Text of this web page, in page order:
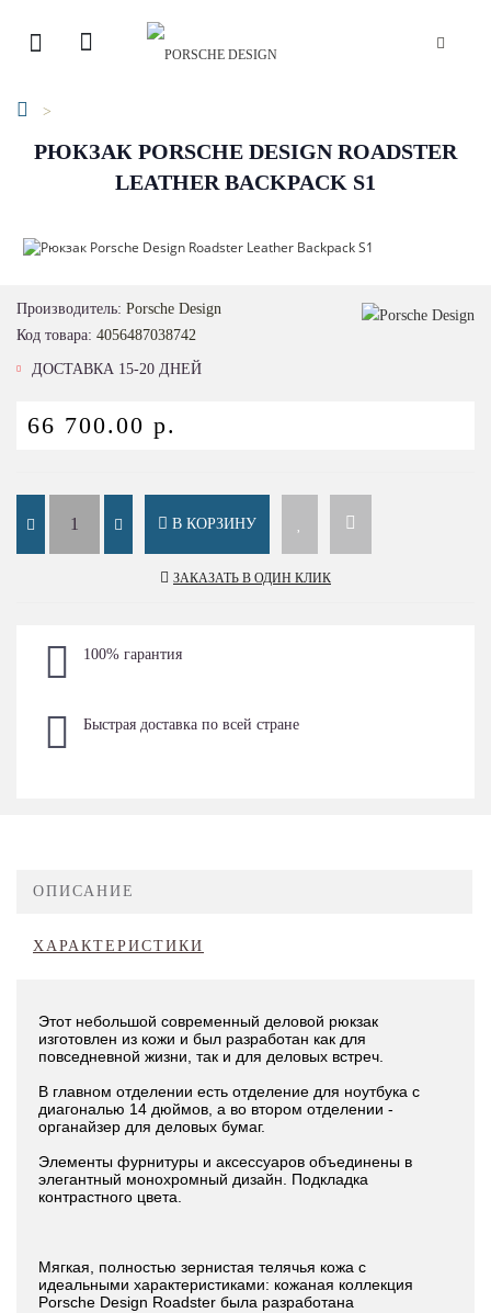
РЮКЗАК PORSCHE DESIGN ROADSTER
LEATHER BACKPACK S1
Производитель: Porsche Design
Код товара: 4056487038742
ДОСТАВКА 15-20 ДНЕЙ
66 700.00 р.
В КОРЗИНУ
ЗАКАЗАТЬ В ОДИН КЛИК
100% гарантия
Быстрая доставка по всей стране
ОПИСАНИЕ
ХАРАКТЕРИСТИКИ
Этот небольшой современный деловой рюкзак
изготовлен из кожи и был разработан как для
повседневной жизни, так и для деловых встреч.
В главном отделении есть отделение для ноутбука с
диагональю 14 дюймов, а во втором отделении -
органайзер для деловых бумаг.
Элементы фурнитуры и аксессуаров объединены в
элегантный монохромный дизайн. Подкладка
контрастного цвета.
Мягкая, полностью зернистая телячья кожа с
идеальными характеристиками: кожаная коллекция
Porsche Design Roadster была разработана